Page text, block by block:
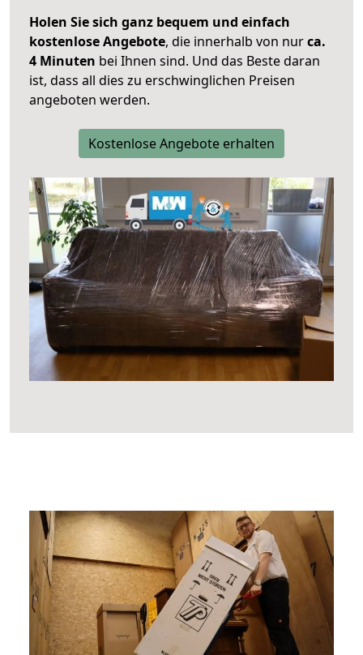
Holen Sie sich ganz bequem und einfach
kostenlose Angebote, die innerhalb von nurca.
4 Minuten bei Ihnen sind. Und das Beste daran
ist, dass all dies zu erschwinglichen Preisen
angeboten werden.
Kostenlose Angebote erhalten